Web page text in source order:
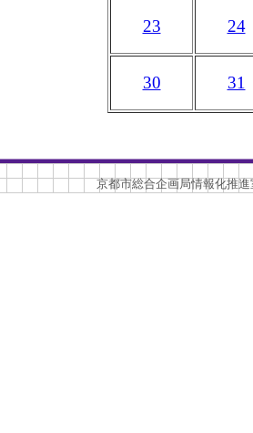
23 24
30 31
京都市総合企画局情報化推